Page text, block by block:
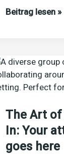
SEO
zeigt
wie
Beitrag lesen »
The Art of
In: Your
goes here